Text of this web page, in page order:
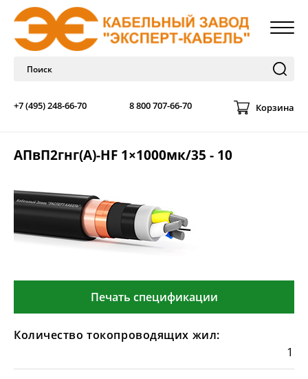
+7 (495) 248-66-70 8 800 707-66-70 Корзина
АПвП2гнг(А)-HF 1×1000мк/35 - 10
Печать спецификации
Количество токопроводящих жил:
1